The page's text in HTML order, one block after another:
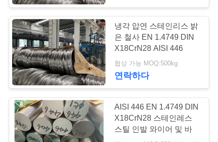
영
상
우
리
에
스테인리스를 강하
게 하는 강수
109
페라이트 스테인리
71
냉각 압연 스테인리스 밝
은 철사 EN 1.4749 DIN
X18CrN28 AISI 446
협상 가능 MOQ:500kg
연락하다
AISI 446 EN 1.4749 DIN
X18CrN28 스테인레스
스틸 인발 와이어 및 바